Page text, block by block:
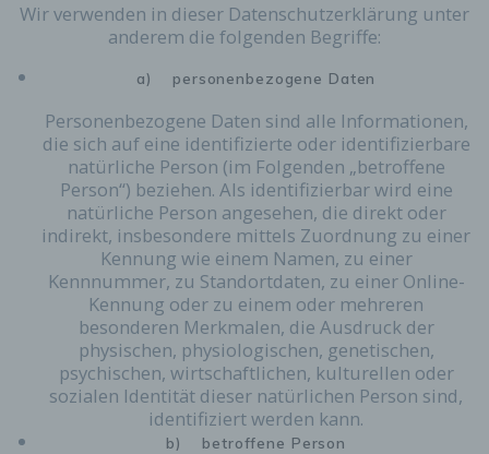
Wir verwenden in dieser Datenschutzerklärung unter
anderem die folgenden Begriffe:
a) personenbezogene Daten
Personenbezogene Daten sind alle Informationen,
die sich auf eine identifizierte oder identifizierbare
natürliche Person (im Folgenden „betroffene
Person“) beziehen. Als identifizierbar wird eine
natürliche Person angesehen, die direkt oder
indirekt, insbesondere mittels Zuordnung zu einer
Kennung wie einem Namen, zu einer
Kennnummer, zu Standortdaten, zu einer Online-
Kennung oder zu einem oder mehreren
besonderen Merkmalen, die Ausdruck der
physischen, physiologischen, genetischen,
psychischen, wirtschaftlichen, kulturellen oder
sozialen Identität dieser natürlichen Person sind,
identifiziert werden kann.
b) betroffene Person